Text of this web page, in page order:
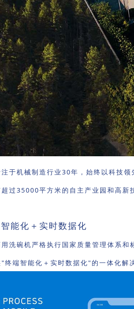
于机械制造行业30年，始终以科技
过35000平方米的自主产业园和高新
能化＋实时数据化
洗碗机严格执行国家质量管理体系
终端智能化＋实时数据化"的一体化解